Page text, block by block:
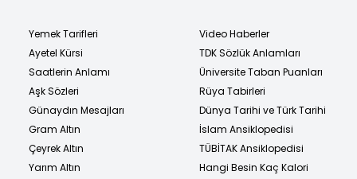
Yemek Tarifleri
Ayetel Kürsi
Saatlerin Anlamı
Aşk Sözleri
Günaydın Mesajları
Gram Altın
Çeyrek Altın
Yarım Altın
Video Haberler
TDK Sözlük Anlamları
Üniversite Taban Puanları
Rüya Tabirleri
Dünya Tarihi ve Türk Tarihi
İslam Ansiklopedisi
TÜBİTAK Ansiklopedisi
Hangi Besin Kaç Kalori